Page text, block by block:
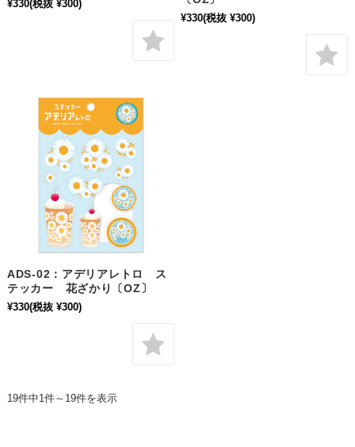
¥330(税抜 ¥300)
¥330(税抜 ¥300)
ADS-02：アデリアレトロ ス
テッカー 花ざかり〔OZ〕
¥330(税抜 ¥300)
19件中1件～19件を表示